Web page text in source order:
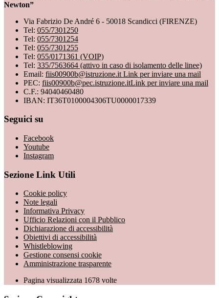
Newton”
Via Fabrizio De André 6 - 50018 Scandicci (FIRENZE)
Tel: 055/7301250
Tel: 055/7301254
Tel: 055/7301255
Tel: 055/0171361 (VOIP)
Tel: 335/7563664 (attivo in caso di isolamento delle linee)
Email: fiis00900b@istruzione.it Link per inviare una mail
PEC: fiis00900b@pec.istruzione.itLink per inviare una mail
C.F.: 94040460480
IBAN: IT36T0100004306TU0000017339
Seguici su
Facebook
Youtube
Instagram
Sezione Link Utili
Cookie policy
Note legali
Informativa Privacy
Ufficio Relazioni con il Pubblico
Dichiarazione di accessibilità
Obiettivi di accessibilità
Whistleblowing
Gestione consensi cookie
Amministrazione trasparente
Pagina visualizzata 1678 volte